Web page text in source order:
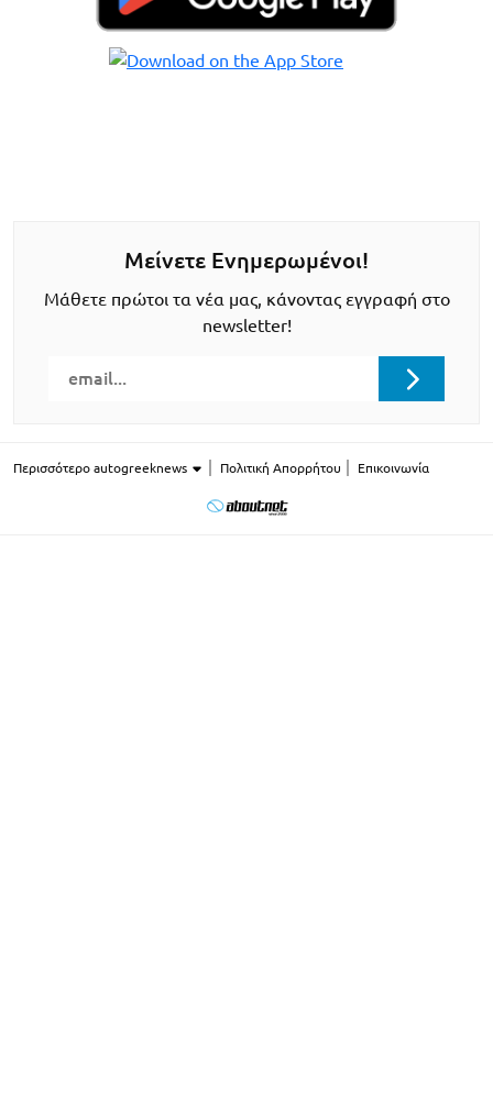
Μείνετε Ενημερωμένοι!
Μάθετε πρώτοι τα νέα μας, κάνοντας εγγραφή στο
newsletter!
Περισσότερο autogreeknews Πολιτική Απορρήτου Επικοινωνία